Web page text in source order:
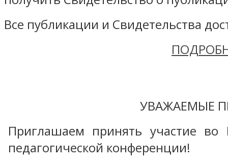
Все публикации и Свидетельства
УВАЖАЕМЫЕ
Приглашаем принять участие во
педагогической конференции!